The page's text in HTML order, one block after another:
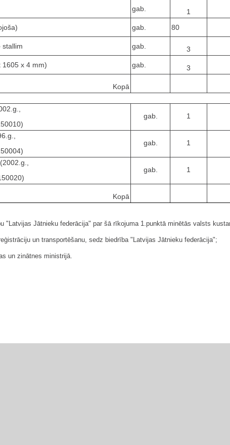
gab. 1
gab. 80
stallim gab. 3
1605 x 4 mm) gab. 3
Kopā
gab. 1
gab. 1
gab. 1
Kopā
"Latvijas Jātnieku federācija" par šā rīkojuma 1.punktā minētās valsts
un transportēšanu, sedz biedrība "Latvijas Jātnieku federācija";
un zinātnes ministrijā.